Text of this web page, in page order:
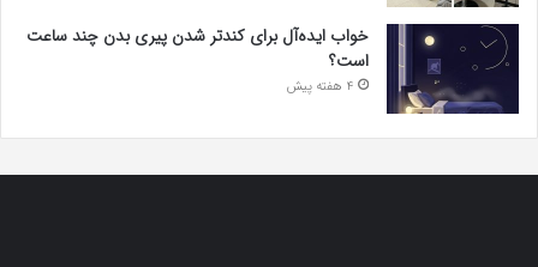
خواب ایده‌آل برای کندتر شدن پیری بدن چند ساعت
است؟
4 هفته پیش